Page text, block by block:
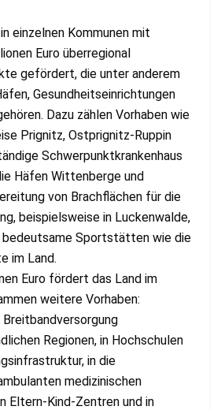
einzelnen Kommunen mit
Euro überregional
gefördert, die unter anderem
Gesundheitseinrichtungen
Dazu zählen Vorhaben wie
Prignitz, Ostprignitz-Ruppin
Schwerpunktkrankenhaus
Häfen Wittenberge und
von Brachflächen für die
beispielsweise in Luckenwalde,
bedeutsame Sportstätten wie die
im Land.
Euro fördert das Land im
weitere Vorhaben:
Regionen, in Hochschulen
in die
medizinischen
Eltern-Kind-Zentren und in